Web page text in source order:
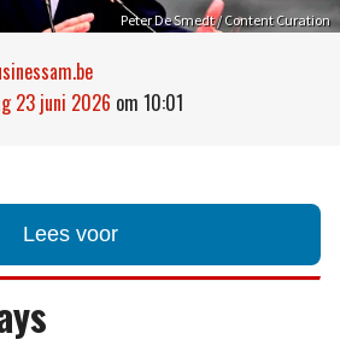
Peter De Smedt / Content Curation
23 juni 2026 om 10:01
Lees voor